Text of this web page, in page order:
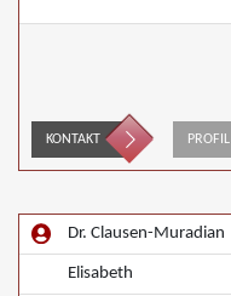
KONTAKT PROFIL
Dr. Clausen-Muradian
Elisabeth